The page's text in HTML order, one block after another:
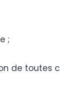
;
de toutes